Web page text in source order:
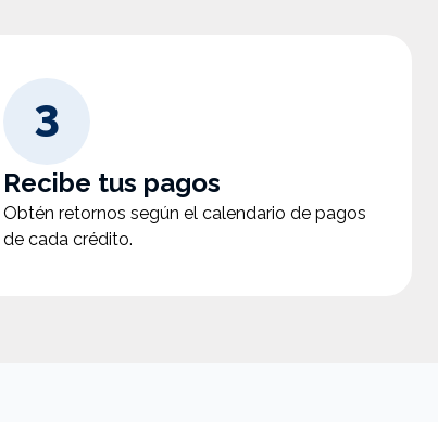
3
Recibe tus pagos
Obtén retornos según el calendario de pagos
de cada crédito.